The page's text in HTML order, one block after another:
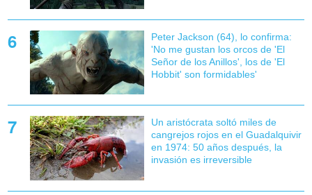
Peter Jackson (64), lo confirma:
'No me gustan los orcos de 'El
Señor de los Anillos', los de 'El
Hobbit' son formidables'
Un aristócrata soltó miles de
cangrejos rojos en el Guadalquivir
en 1974: 50 años después, la
invasión es irreversible